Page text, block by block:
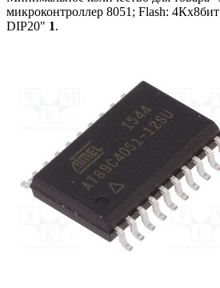
микроконтроллер 8051; Flash:
DIP20" 1.